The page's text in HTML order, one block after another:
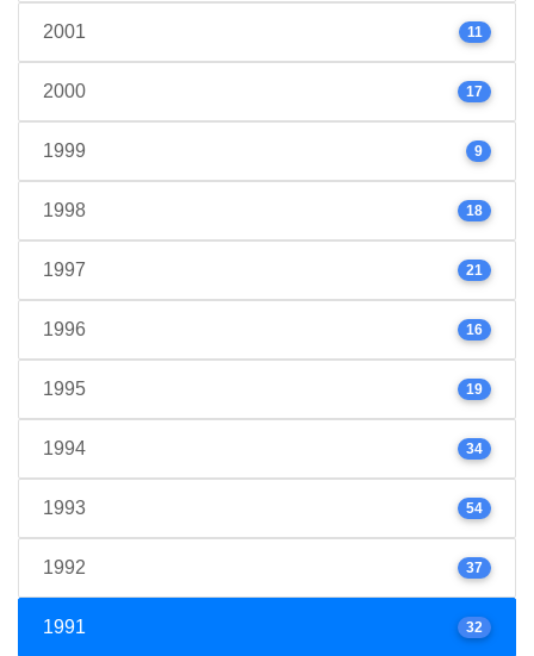
2001 11
2000 17
1999 9
1998 18
1997 21
1996 16
1995 19
1994 34
1993 54
1992 37
1991 32